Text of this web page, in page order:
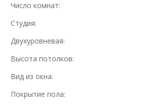
Число комнат:
Студия:
Двухуровневая:
Высота потолков:
Вид из окна:
Покрытие пола: